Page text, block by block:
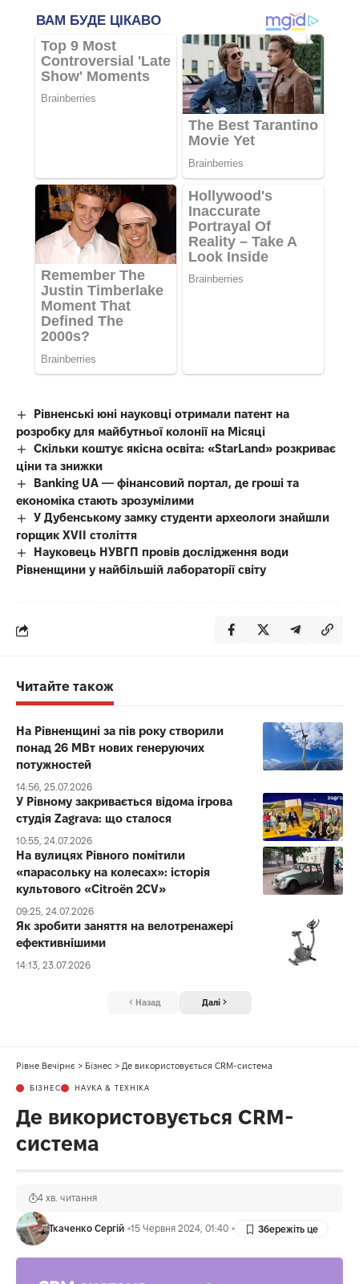
Рівненські юні науковці отримали патент на
розробку для майбутньої колонії на Місяці
Скільки коштує якісна освіта: «StarLand» розкриває
ціни та знижки
Banking UA — фінансовий портал, де гроші та
економіка стають зрозумілими
У Дубенському замку студенти археологи знайшли
горщик XVII століття
Науковець НУВГП провів дослідження води
Рівненщини у найбільшій лабораторії світу
Читайте також
На Рівненщині за пів року створили
понад 26 МВт нових генеруючих
потужностей
14:56, 25.07.2026
У Рівному закривається відома ігрова
студія Zagrava: що сталося
10:55, 24.07.2026
На вулицях Рівного помітили
«парасольку на колесах»: історія
культового «Citroën 2CV»
09:25, 24.07.2026
Як зробити заняття на велотренажері
ефективнішими
14:13, 23.07.2026
Назад Далі
Рівне Вечірнє > Бізнес > Де використовується CRM-система
БІЗНЕС НАУКА & ТЕХНІКА
Де використовується CRM-
система
Ткаченко Сергій 15 Червня 2024, 01:40
4 хв. читання